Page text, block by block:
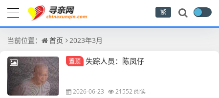
繁
当前位置： 首页 2023年3月
置顶 失踪人员：陈凤仔
2026-06-23 21552 阅读